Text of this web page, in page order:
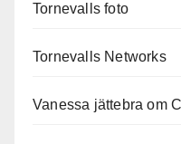
Tornevalls foto
Tornevalls Networks
Vanessa jättebra om